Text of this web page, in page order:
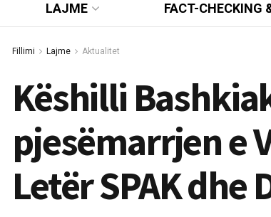
LAJME FACT-CHECKING
Fillimi Lajme Aktualitet
Këshilli
pjesëmarrjen e
Letër SPAK